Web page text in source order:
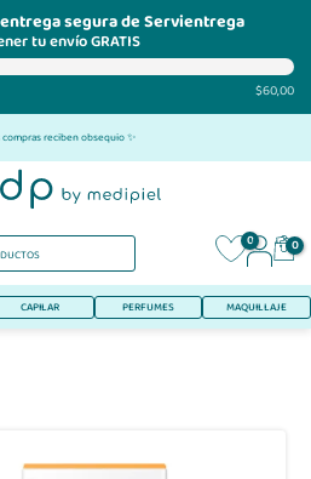
segura de Servientrega
tu envío GRATIS
$60,00
compras reciben obsequio ✨
0 0
CAPILAR PERFUMES MAQUILLAJE